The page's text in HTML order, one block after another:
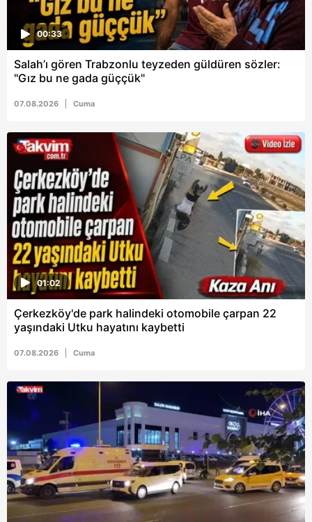
00:33
Salah’ı gören Trabzonlu teyzeden güldüren sözler:
"Gız bu ne gada güççük"
07.08.2026 Cuma
01:02
Çerkezköy'de park halindeki otomobile çarpan 22
yaşındaki Utku hayatını kaybetti
07.08.2026 Cuma